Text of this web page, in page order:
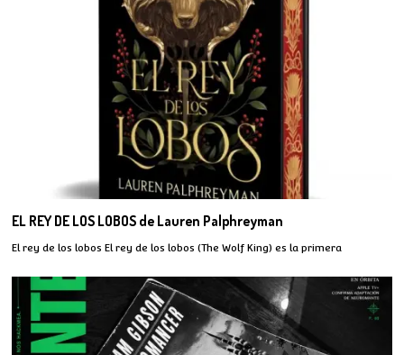
EL REY DE LOS LOBOS de Lauren Palphreyman
El rey de los lobos El rey de los lobos (The Wolf King) es la primera